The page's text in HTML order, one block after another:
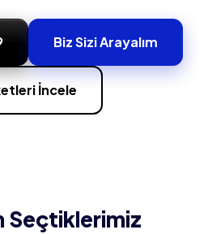
Biz Sizi Arayalım
İncele
Seçtiklerimiz